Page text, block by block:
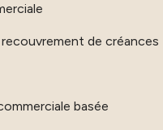
de créances
basée